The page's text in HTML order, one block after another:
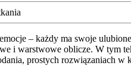
– każdy ma swoje
i warstwowe oblicze. W tym
prostych rozwiązaniach